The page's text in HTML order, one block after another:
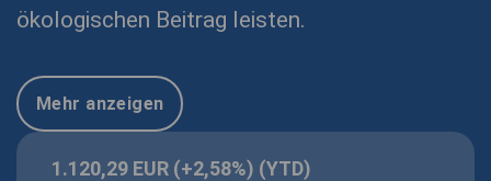
ökologischen Beitrag leisten.
Mehr anzeigen
1.120,29 EUR (+2,58%) (YTD)